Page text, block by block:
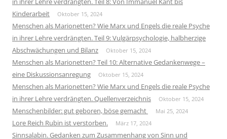
Kinderarbeit
Oktober 15, 2024
Menschen als Marionetten? Wie Marx und Engels die reale Psyche
in ihrer Lehre verdrängten. Teil 9: Vulgärpsychologie, halbherzige
Abschwächungen und Bilanz
Oktober 15, 2024
Menschen als Marionetten? Teil 10: Alternative Gedankenwege –
eine Diskussionsanregung
Oktober 15, 2024
Menschen als Marionetten? Wie Marx und Engels die reale Psyche
in ihrer Lehre verdrängten. Quellenverzeichnis
Oktober 15, 2024
Menschenbilder: gut geboren, böse gemacht Mai 25, 2024
Lore Reich Rubin ist verstorben. März 17, 2024
Sinnsalabin. Gedanken zum Zusammenhang von Sinn und